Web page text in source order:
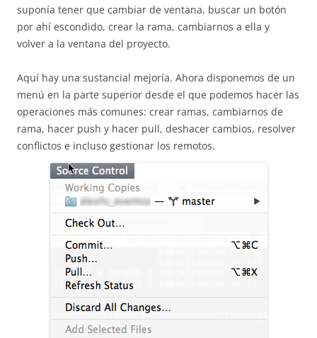
suponía tener que cambiar de ventana, buscar un botón
por ahí escondido, crear la rama, cambiarnos a ella y
volver a la ventana del proyecto.
Aquí hay una sustancial mejoría. Ahora disponemos de un
menú en la parte superior desde el que podemos hacer las
operaciones más comunes: crear ramas, cambiarnos de
rama, hacer push y hacer pull, deshacer cambios, resolver
conflictos e incluso gestionar los remotos.